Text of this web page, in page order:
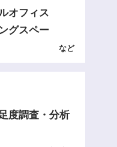
オフィス
グスペー
ど
度調査・分析